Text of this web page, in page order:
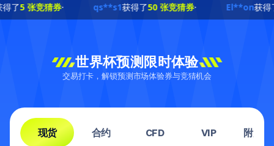
张竞猜券· qs**s1获得了50 张竞猜券· El**on获得了100
世界杯预测限时体验
交易打卡，解锁预测市场体验券与竞猜机会
现货 合约 CFD VIP 附加